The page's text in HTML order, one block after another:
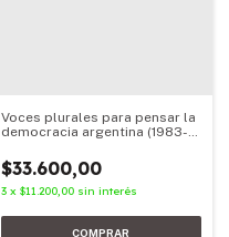
Voces plurales para pensar la
democracia argentina (1983-
$33.600,00
3 x $11.200,00 sin interés